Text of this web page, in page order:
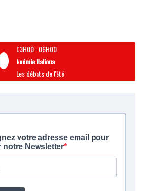
03H00- 06H00
Noémie Halioua
Les débats de l'été